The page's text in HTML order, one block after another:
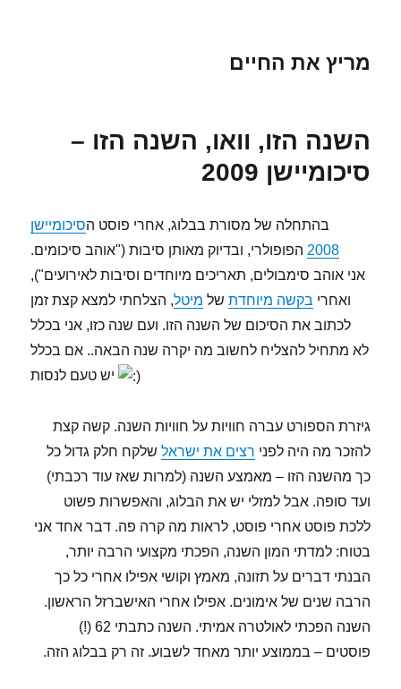
מריץ את החיים
השנה הזו, וואו, השנה הזו –
סיכומיישן 2009
בהתחלה של מסורת בבלוג, אחרי פוסט הסיכומיישן
2008 הפופולרי, ובדיוק מאותן סיבות ("אוהב סיכומים.
אני אוהב סימבולים, תאריכים מיוחדים וסיבות לאירועים"),
ואחרי בקשה מיוחדתשל מיטל, הצלחתי למצא קצת זמן
לכתוב את הסיכום של השנה הזו. ועם שנה כזו, אני בכלל
לא מתחיל להצליח לחשוב מה יקרה שנה הבאה.. אם בכלל
יש טעם לנסות
גיזרת הספורט עברה חוויות על חוויות השנה. קשה קצת
להזכר מה היה לפני רצים את ישראל שלקח חלק גדול כל
כך מהשנה הזו – מאמצע השנה (למרות שאז עוד רכבתי)
ועד סופה. אבל למזלי יש את הבלוג, והאפשרות פשוט
ללכת פוסט אחרי פוסט, לראות מה קרה פה. דבר אחד אני
בטוח: למדתי המון השנה, הפכתי מקצועי הרבה יותר,
הבנתי דברים על תזונה, מאמץ וקושי אפילו אחרי כל כך
הרבה שנים של אימונים. אפילו אחרי האישברזל הראשון.
השנה הפכתי לאולטרה אמיתי. השנה כתבתי 62 (!)
פוסטים – בממוצע יותר מאחד לשבוע. זה רק בבלוג הזה.